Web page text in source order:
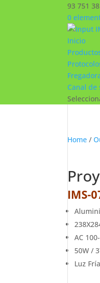
93 751
0
Inicio
Canal
Home /
IMS-
AC
50W /
Luz